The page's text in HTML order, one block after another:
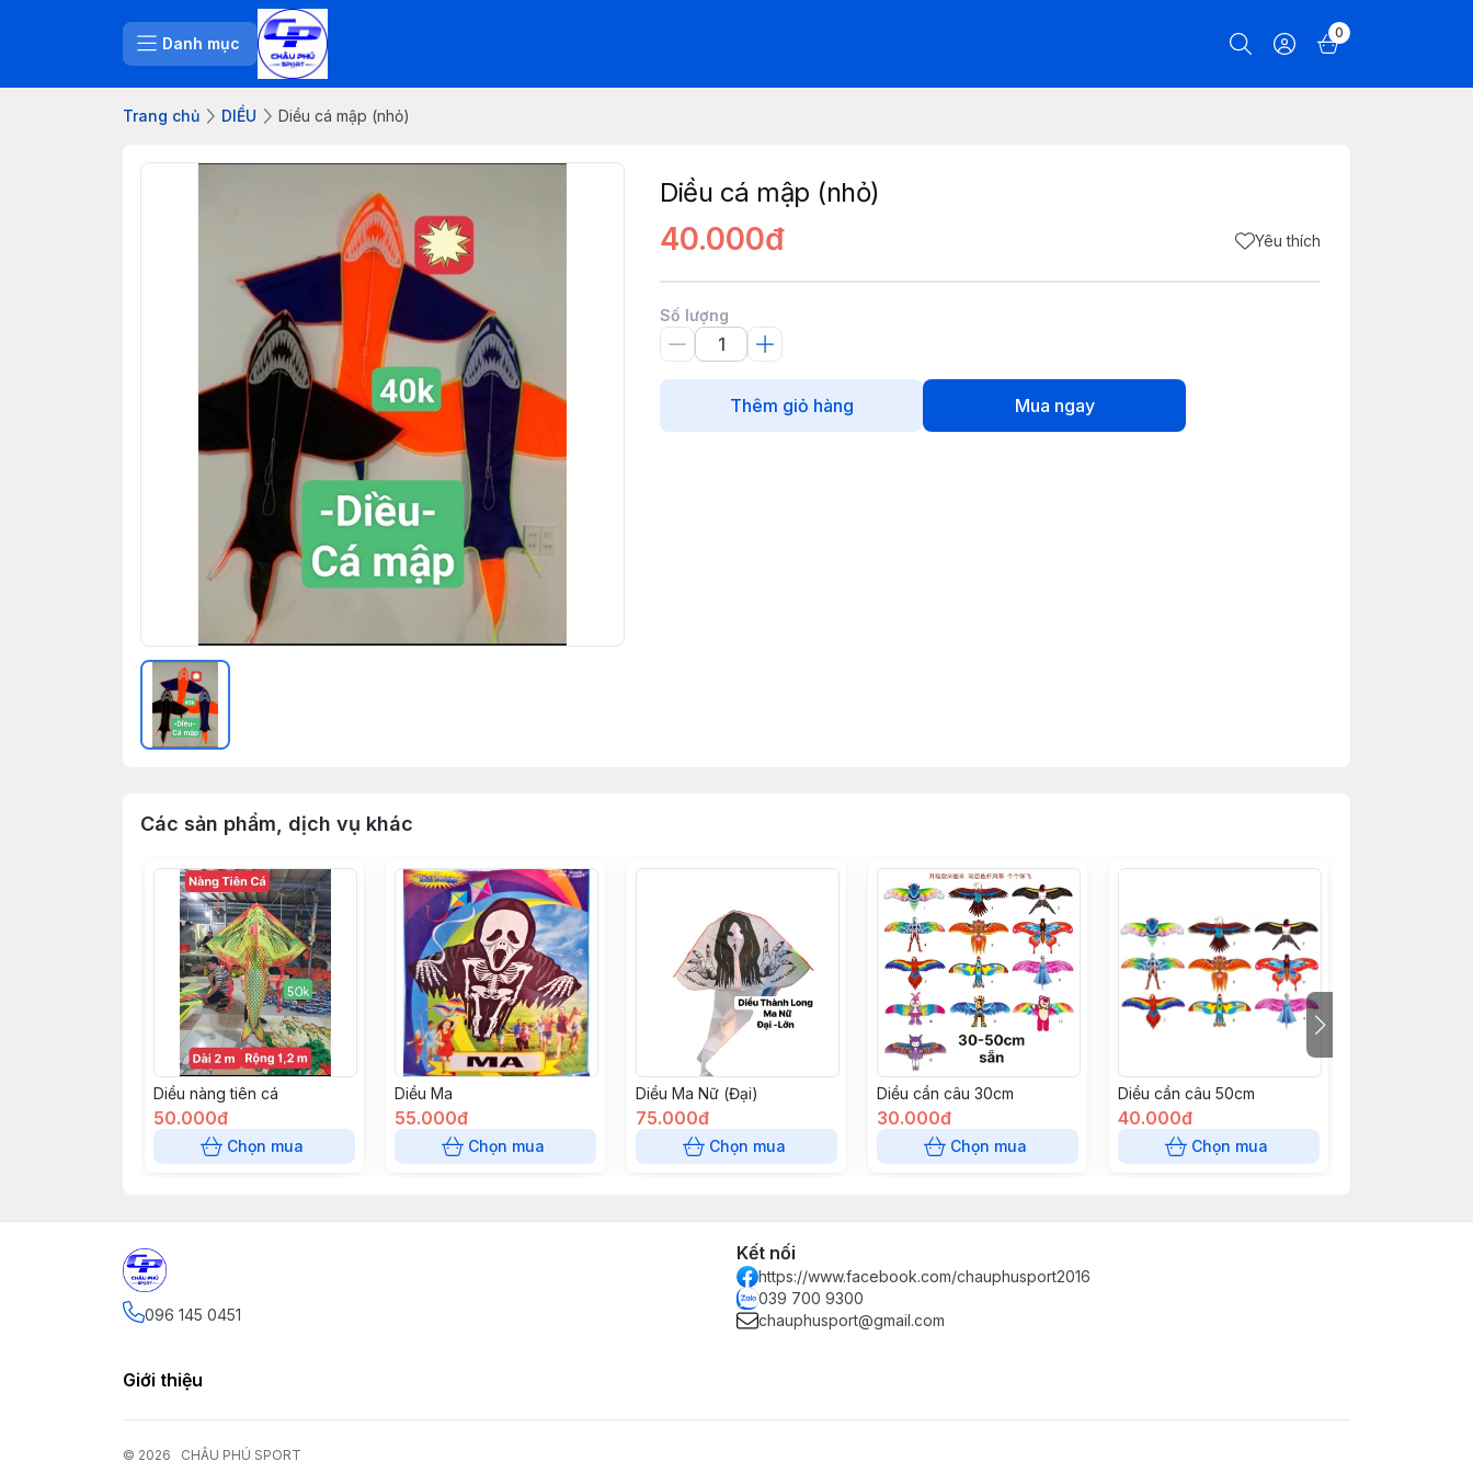
Danh mục
0
Trang chủ DIỀU Diều cá mập (nhỏ)
Diều cá mập (nhỏ)
40.000đ Yêu thích
Số lượng
Thêm giỏ hàng Mua ngay
Các sản phẩm, dịch vụ khác
Diều nàng tiên cá
50.000đ
Chọn mua
Diều Ma
55.000đ
Chọn mua
Diều Ma Nữ (Đại)
75.000đ
Chọn mua
Diều cần câu 30cm
30.000đ
Chọn mua
Diều cần câu 50cm
40.000đ
Chọn mua
096 145 0451
Kết nối
https://www.facebook.com/chauphusport2016
039 700 9300
chauphusport@gmail.com
Giới thiệu
© 2026 CHÂU PHÚ SPORT